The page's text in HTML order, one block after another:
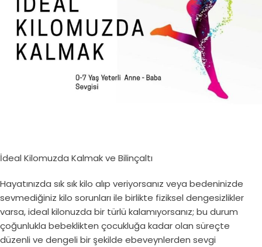
İdeal Kilomuzda Kalmak ve Bilinçaltı
Hayatınızda sık sık kilo alıp veriyorsanız veya bedeninizde
sevmediğiniz kilo sorunları ile birlikte fiziksel dengesizlikler
varsa, ideal kilonuzda bir türlü kalamıyorsanız; bu durum
çoğunlukla bebeklikten çocukluğa kadar olan süreçte
düzenli ve dengeli bir şekilde ebeveynlerden sevgi